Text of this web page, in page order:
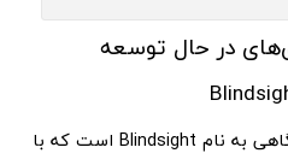
در حال توسعه
نورالینک در حال توسعه‌ی دستگاهی به نام Blindsight است که با